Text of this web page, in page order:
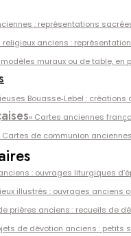
: représentations
religieux anciens :
muraux ou de table,
Bouasse‑Lebel :
« Cartes anciennes
Cartes de communion
: ouvrages liturgiques
illustrés : ouvrages anciens
prières anciens : recueils de
de dévotion anciens : petits